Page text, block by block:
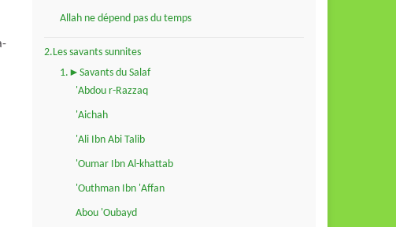
Allah ne dépend pas du temps
2.Les savants sunnites
1.►Savants du Salaf
'Abdou r-Razzaq
'Aichah
'Ali Ibn Abi Talib
'Oumar Ibn Al-khattab
'Outhman Ibn 'Affan
Abou 'Oubayd